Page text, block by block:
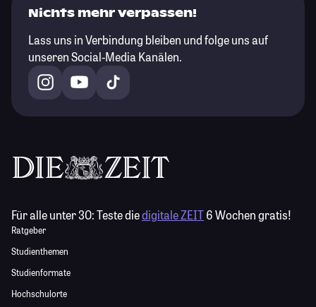
Nichts mehr verpassen!
Lass uns in Verbindung bleiben und folge uns auf
unseren Social-Media Kanälen.
Für alle unter 30:Teste diedigitale ZEIT6 Wochen gratis!
Ratgeber
Studienthemen
Studienformate
Hochschulorte